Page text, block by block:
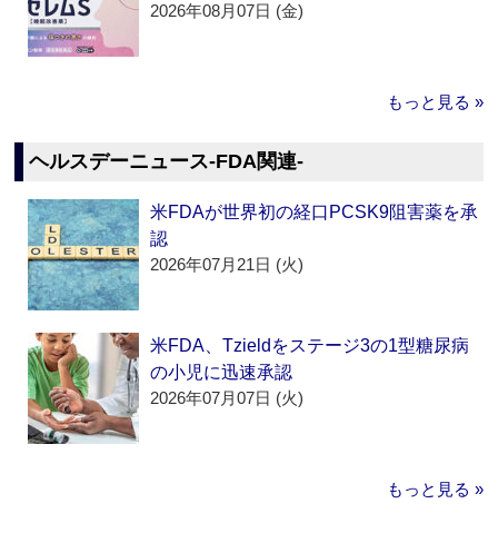
2026年08月07日 (金)
もっと見る »
ヘルスデーニュース‐FDA関連‐
米FDAが世界初の経口PCSK9阻害薬を承
認
2026年07月21日 (火)
米FDA、Tzieldをステージ3の1型糖尿病
の小児に迅速承認
2026年07月07日 (火)
もっと見る »